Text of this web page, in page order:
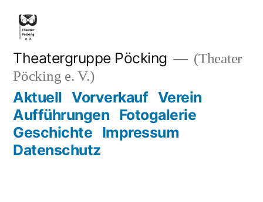
Zum
Inhalt
springen
Theatergruppe Pöcking
(Theater
Pöcking e. V.)
Aktuell Vorverkauf Verein
Aufführungen Fotogalerie
Geschichte Impressum
Datenschutz